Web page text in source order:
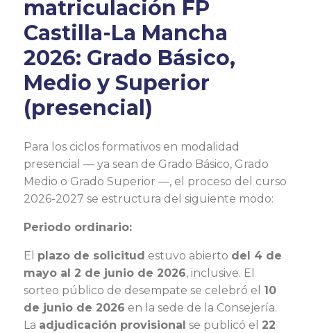
matriculación FP
Castilla-La Mancha
2026: Grado Básico,
Medio y Superior
(presencial)
Para los ciclos formativos en modalidad
presencial — ya sean de Grado Básico, Grado
Medio o Grado Superior —, el proceso del curso
2026-2027 se estructura del siguiente modo:
Periodo ordinario:
El plazo de solicitud estuvo abierto del 4 de
mayo al 2 de junio de 2026, inclusive. El
sorteo público de desempate se celebró el 10
de junio de 2026 en la sede de la Consejería.
La adjudicación provisional se publicó el 22